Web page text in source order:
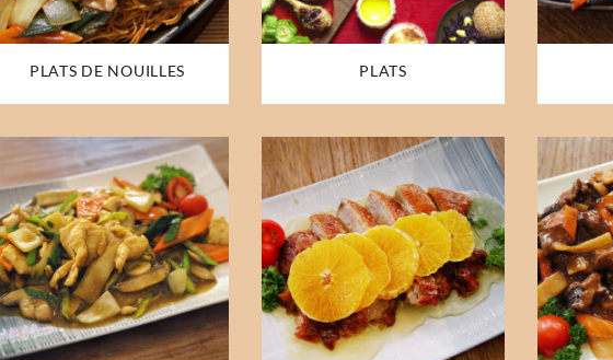
PLATS DE NOUILLES PLATS